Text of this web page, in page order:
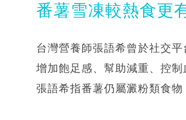
番薯雪凍較熱食更
台灣營養師張語希曾於社交
增加飽足感、幫助減重、控
張語希指番薯仍屬澱粉類食物